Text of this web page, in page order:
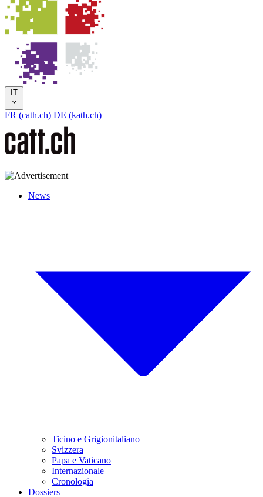
IT
FR (cath.ch) DE (kath.ch)
News
Ticino e Grigionitaliano
Svizzera
Papa e Vaticano
Internazionale
Cronologia
Dossiers